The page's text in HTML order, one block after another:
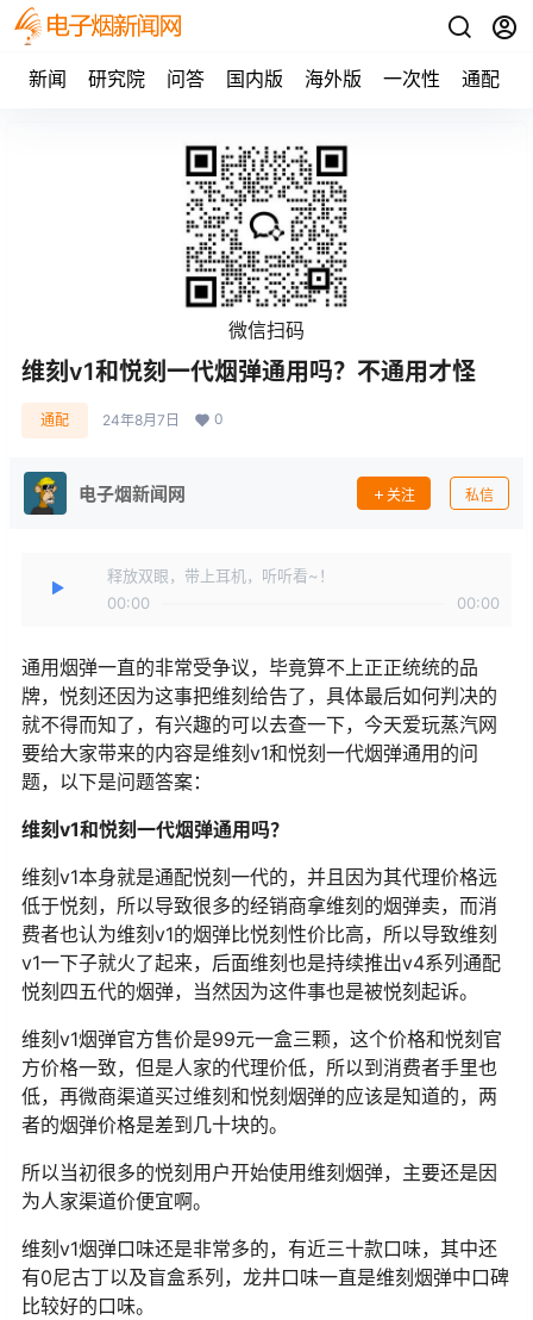
新闻 研究院 问答 国内版 海外版 一次性 通配
微信扫码
维刻v1和悦刻一代烟弹通用吗？不通用才怪
通配 24年8月7日 0
电子烟新闻网 关注 私信
释放双眼，带上耳机，听听看~！
00:00
00:00
通用烟弹一直的非常受争议，毕竟算不上正正统统的品
牌，悦刻还因为这事把维刻给告了，具体最后如何判决的
就不得而知了，有兴趣的可以去查一下，今天爱玩蒸汽网
要给大家带来的内容是维刻v1和悦刻一代烟弹通用的问
题，以下是问题答案：
维刻v1和悦刻一代烟弹通用吗？
维刻v1本身就是通配悦刻一代的，并且因为其代理价格远
低于悦刻，所以导致很多的经销商拿维刻的烟弹卖，而消
费者也认为维刻v1的烟弹比悦刻性价比高，所以导致维刻
v1一下子就火了起来，后面维刻也是持续推出v4系列通配
悦刻四五代的烟弹，当然因为这件事也是被悦刻起诉。
维刻v1烟弹官方售价是99元一盒三颗，这个价格和悦刻官
方价格一致，但是人家的代理价低，所以到消费者手里也
低，再微商渠道买过维刻和悦刻烟弹的应该是知道的，两
者的烟弹价格是差到几十块的。
所以当初很多的悦刻用户开始使用维刻烟弹，主要还是因
为人家渠道价便宜啊。
维刻v1烟弹口味还是非常多的，有近三十款口味，其中还
有0尼古丁以及盲盒系列，龙井口味一直是维刻烟弹中口碑
比较好的口味。